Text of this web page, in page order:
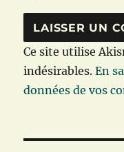
Ce site utilise
indésirables.En
données de vos